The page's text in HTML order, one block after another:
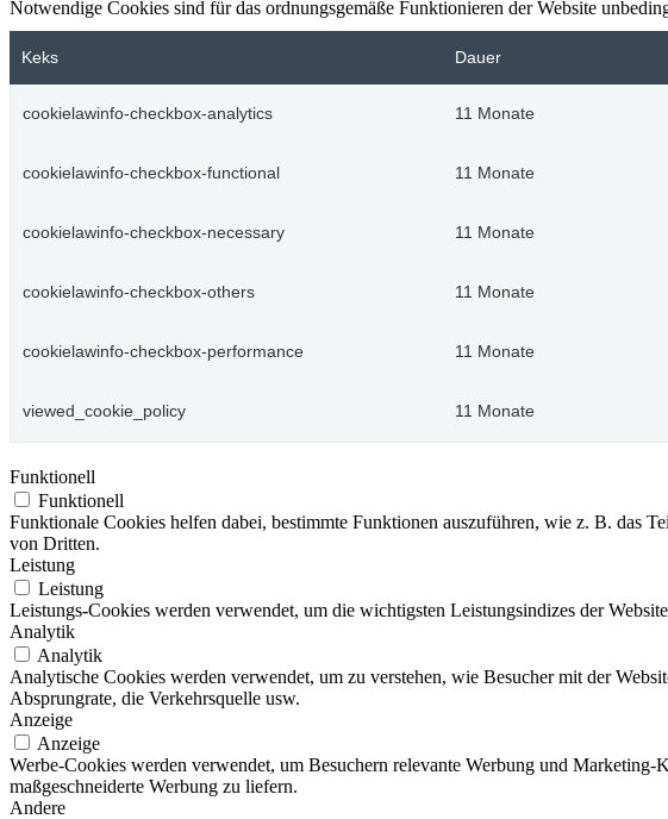
Notwendige Cookies sind für das ordnungsgemäße Funktionieren der Website
Keks Dauer
cookielawinfo-checkbox-analytics 11 Monate
cookielawinfo-checkbox-functional 11 Monate
cookielawinfo-checkbox-necessary 11 Monate
cookielawinfo-checkbox-others 11 Monate
cookielawinfo-checkbox-performance 11 Monate
viewed_cookie_policy 11 Monate
Funktionell
Funktionell
Funktionale Cookies helfen dabei, bestimmte Funktionen auszuführen, wie z. B. das
von Dritten.
Leistung
Leistung
Leistungs-Cookies werden verwendet, um die wichtigsten Leistungsindizes der
Analytik
Analytik
Analytische Cookies werden verwendet, um zu verstehen, wie Besucher mit der
Absprungrate, die Verkehrsquelle usw.
Anzeige
Anzeige
Werbe-Cookies werden verwendet, um Besuchern relevante Werbung und
maßgeschneiderte Werbung zu liefern.
Andere